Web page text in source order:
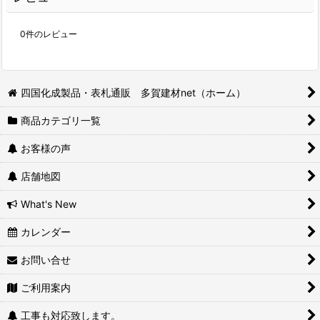
0件のレビュー
四国化成製品・表札通販 多賀建材net（ホーム）
商品カテゴリ一覧
お客様の声
店舗地図
What's New
カレンダー
お問い合せ
ご利用案内
工事も対応致します。